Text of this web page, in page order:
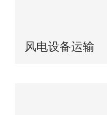
风电设备运输